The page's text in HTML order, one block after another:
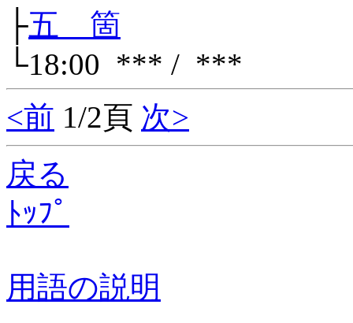
├五 箇
└18:00 *** / ***
<前 1/2頁 次>
戻る
ﾄｯﾌﾟ
用語の説明